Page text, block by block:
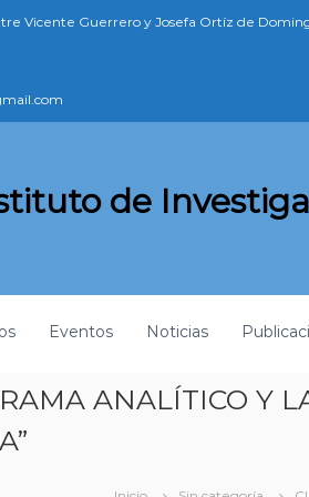
Vicente Guerrero y Josefa Ortíz de
de
Eventos Noticias
ANALÍTICO Y